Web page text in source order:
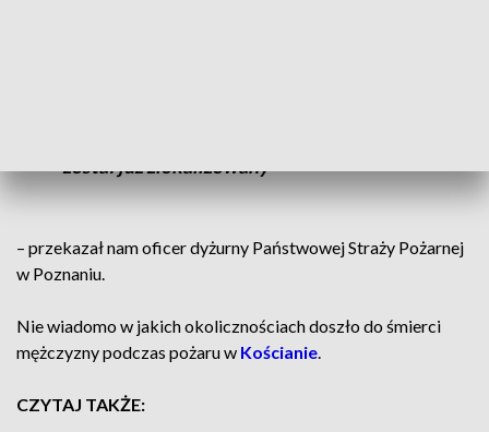
został już zlokalizowany
– przekazał nam oficer dyżurny Państwowej Straży Pożarnej
w Poznaniu.
Nie wiadomo w jakich okolicznościach doszło do śmierci
mężczyzny podczas pożaru w Kościanie.
CZYTAJ TAKŻE: